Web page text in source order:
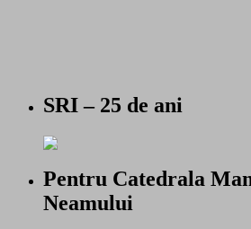
SRI – 25 de ani
Pentru Catedrala
Neamului